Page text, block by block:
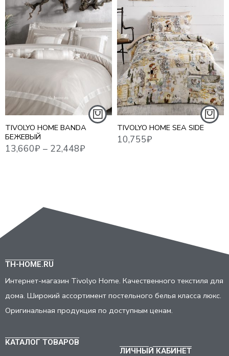
TIVOLYO HOME BANDA
БЕЖЕВЫЙ
13,660₽–22,448₽
1,5 СПАЛЬНЫЙ
СЕМЕЙНЫЙ
TIVOLYO HOME SEA SIDE
10,755₽
TH-HOME.RU
Интернет-магазин Tivolyo Home. Качественного текстиля для
дома. Широкий ассортимент постельного белья класса люкс.
Оригинальная продукция по доступным ценам.
КАТАЛОГ ТОВАРОВ
ЛИЧНЫЙ КАБИНЕТ